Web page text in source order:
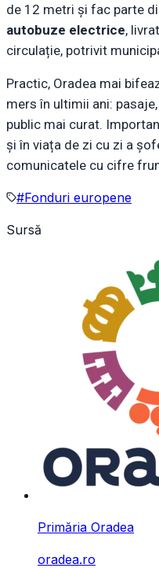
de 12 metri și fac parte
autobuze electrice,
circulație, potrivit
Practic, Oradea mai
mers în ultimii ani:
public mai curat.
și în viața de zi cu zi a
comunicatele cu cifre
#Fonduri europene
Sursă
Primăria Oradea
oradea.ro